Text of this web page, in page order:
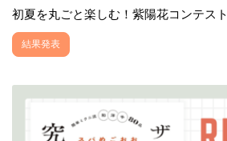
初夏を丸ごと楽しむ！紫陽花コンテスト
結果発表